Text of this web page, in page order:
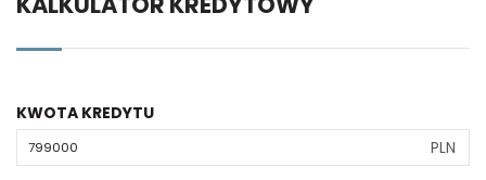
KWOTA KREDYTU
PLN